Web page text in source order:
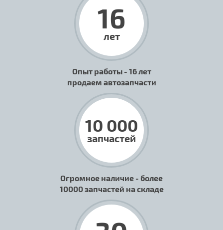
16
лет
Опыт работы - 16 лет
продаем автозапчасти
10 000
запчастей
Огромное наличие - более
10000 запчастей на складе